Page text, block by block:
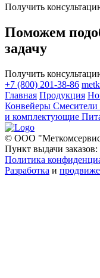
Получить
Поможем
задачу
Получить
+7 (800) 201-38-86
Главная Продукция
Конвейеры Смесители
и комплектующие
© ООО
Пункт выдачи
Политика
Разработка и